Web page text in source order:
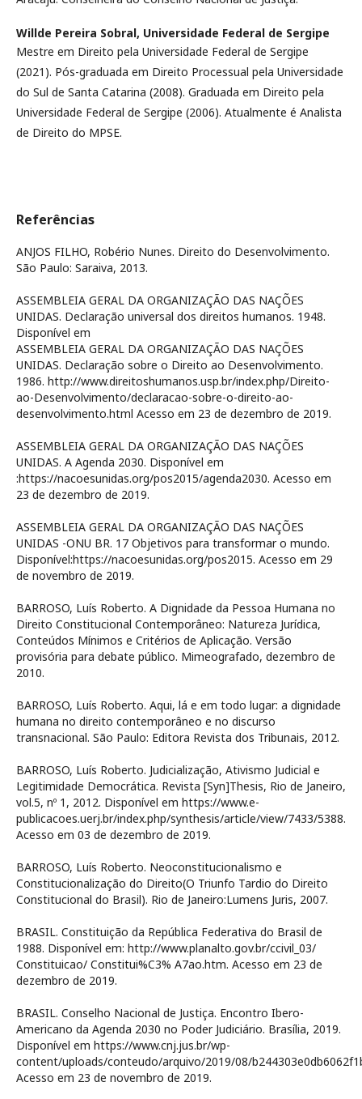
Willde Pereira Sobral, Universidade Federal de Sergipe
Mestre em Direito pela Universidade Federal de Sergipe
(2021). Pós-graduada em Direito Processual pela Universidade
do Sul de Santa Catarina (2008). Graduada em Direito pela
Universidade Federal de Sergipe (2006). Atualmente é Analista
de Direito do MPSE.
Referências
ANJOS FILHO, Robério Nunes. Direito do Desenvolvimento.
São Paulo: Saraiva, 2013.
ASSEMBLEIA GERAL DA ORGANIZAÇÃO DAS NAÇÕES
UNIDAS. Declaração universal dos direitos humanos. 1948.
Disponível em
ASSEMBLEIA GERAL DA ORGANIZAÇÃO DAS NAÇÕES
UNIDAS. Declaração sobre o Direito ao Desenvolvimento.
1986. http://www.direitoshumanos.usp.br/index.php/Direito-
ao-Desenvolvimento/declaracao-sobre-o-direito-ao-
desenvolvimento.html Acesso em 23 de dezembro de 2019.
ASSEMBLEIA GERAL DA ORGANIZAÇÃO DAS NAÇÕES
UNIDAS. A Agenda 2030. Disponível em
:https://nacoesunidas.org/pos2015/agenda2030. Acesso em
23 de dezembro de 2019.
ASSEMBLEIA GERAL DA ORGANIZAÇÃO DAS NAÇÕES
UNIDAS -ONU BR. 17 Objetivos para transformar o mundo.
Disponível:https://nacoesunidas.org/pos2015. Acesso em 29
de novembro de 2019.
BARROSO, Luís Roberto. A Dignidade da Pessoa Humana no
Direito Constitucional Contemporâneo: Natureza Jurídica,
Conteúdos Mínimos e Critérios de Aplicação. Versão
provisória para debate público. Mimeografado, dezembro de
2010.
BARROSO, Luís Roberto. Aqui, lá e em todo lugar: a dignidade
humana no direito contemporâneo e no discurso
transnacional. São Paulo: Editora Revista dos Tribunais, 2012.
BARROSO, Luís Roberto. Judicialização, Ativismo Judicial e
Legitimidade Democrática. Revista [Syn]Thesis, Rio de Janeiro,
vol.5, nº 1, 2012. Disponível em https://www.e-
publicacoes.uerj.br/index.php/synthesis/article/view/7433/5388.
Acesso em 03 de dezembro de 2019.
BARROSO, Luís Roberto. Neoconstitucionalismo e
Constitucionalização do Direito(O Triunfo Tardio do Direito
Constitucional do Brasil). Rio de Janeiro:Lumens Juris, 2007.
BRASIL. Constituição da República Federativa do Brasil de
1988. Disponível em: http://www.planalto.gov.br/ccivil_03/
Constituicao/ Constitui%C3% A7ao.htm. Acesso em 23 de
dezembro de 2019.
BRASIL. Conselho Nacional de Justiça. Encontro Ibero-
Americano da Agenda 2030 no Poder Judiciário. Brasília, 2019.
Disponível em https://www.cnj.jus.br/wp-
content/uploads/conteudo/arquivo/2019/08/
Acesso em 23 de novembro de 2019.